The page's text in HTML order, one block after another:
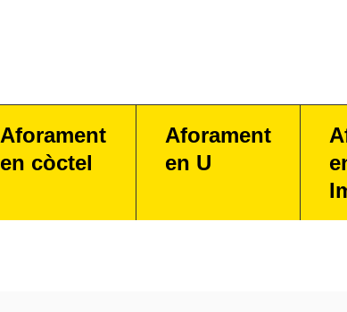
Aforament
en còctel
Aforament
en U